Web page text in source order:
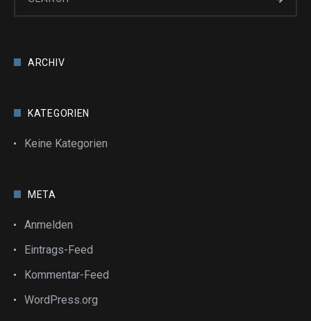
ARCHIV
KATEGORIEN
Keine Kategorien
META
Anmelden
Eintrags-Feed
Kommentar-Feed
WordPress.org